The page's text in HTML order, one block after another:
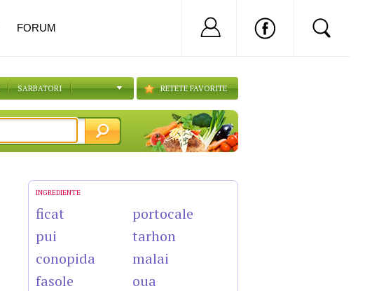
SARBATORI RETETE FAVORITE
INGREDIENTE
ficat
pui
conopida
fasole
portocale
tarhon
malai
oua
FORUM Nu ai cont?